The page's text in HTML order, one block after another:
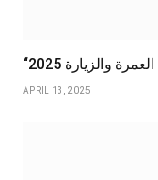
والزيارة 2025
APRIL 13, 2025